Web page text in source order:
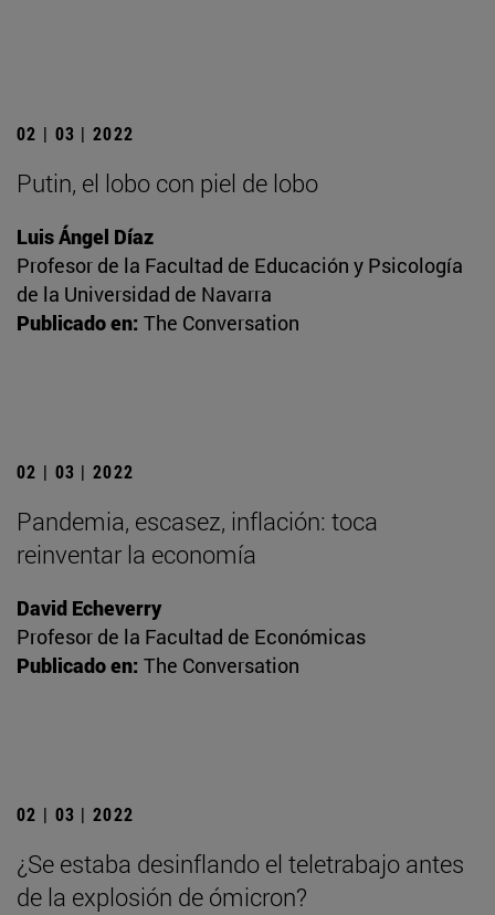
02 | 03 | 2022
Putin, el lobo con piel de lobo
Luis Ángel Díaz
Profesor de la Facultad de Educación y Psicología
de la Universidad de Navarra
Publicado en: The Conversation
02 | 03 | 2022
Pandemia, escasez, inflación: toca
reinventar la economía
David Echeverry
Profesor de la Facultad de Económicas
Publicado en: The Conversation
02 | 03 | 2022
¿Se estaba desinflando el teletrabajo antes
de la explosión de ómicron?